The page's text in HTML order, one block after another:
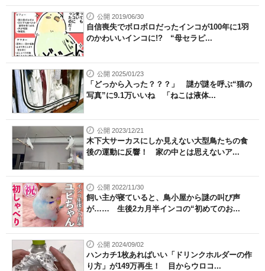
公開 2019/06/30
自信喪失でボロボロだったインコが100年に1羽
のかわいいインコに!? “母セラピ...
公開 2025/01/23
「どっから入った？？？」 謎が謎を呼ぶ“猫の
写真”に9.1万いいね 「ねこは液体...
公開 2023/12/21
木下大サーカスにしか見えない大型鳥たちの食
後の運動に反響！ 家の中とは思えないア...
公開 2022/11/30
飼い主が寝ていると、鳥小屋から謎の叫び声
が…… 生後2カ月半インコの“初めてのお...
公開 2024/09/02
ハンカチ1枚あればいい「ドリンクホルダーの作
り方」が149万再生！ 目からウロコ...